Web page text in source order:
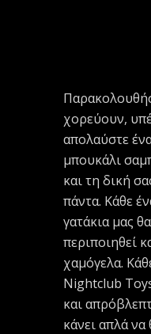
χορεύουν,
απολαύστε
μπουκάλι
και τη δική
πάντα. Κάθε
γατάκια μας
περιποιηθεί
χαμόγελα.
Nightclub
και
κάνει απλά να